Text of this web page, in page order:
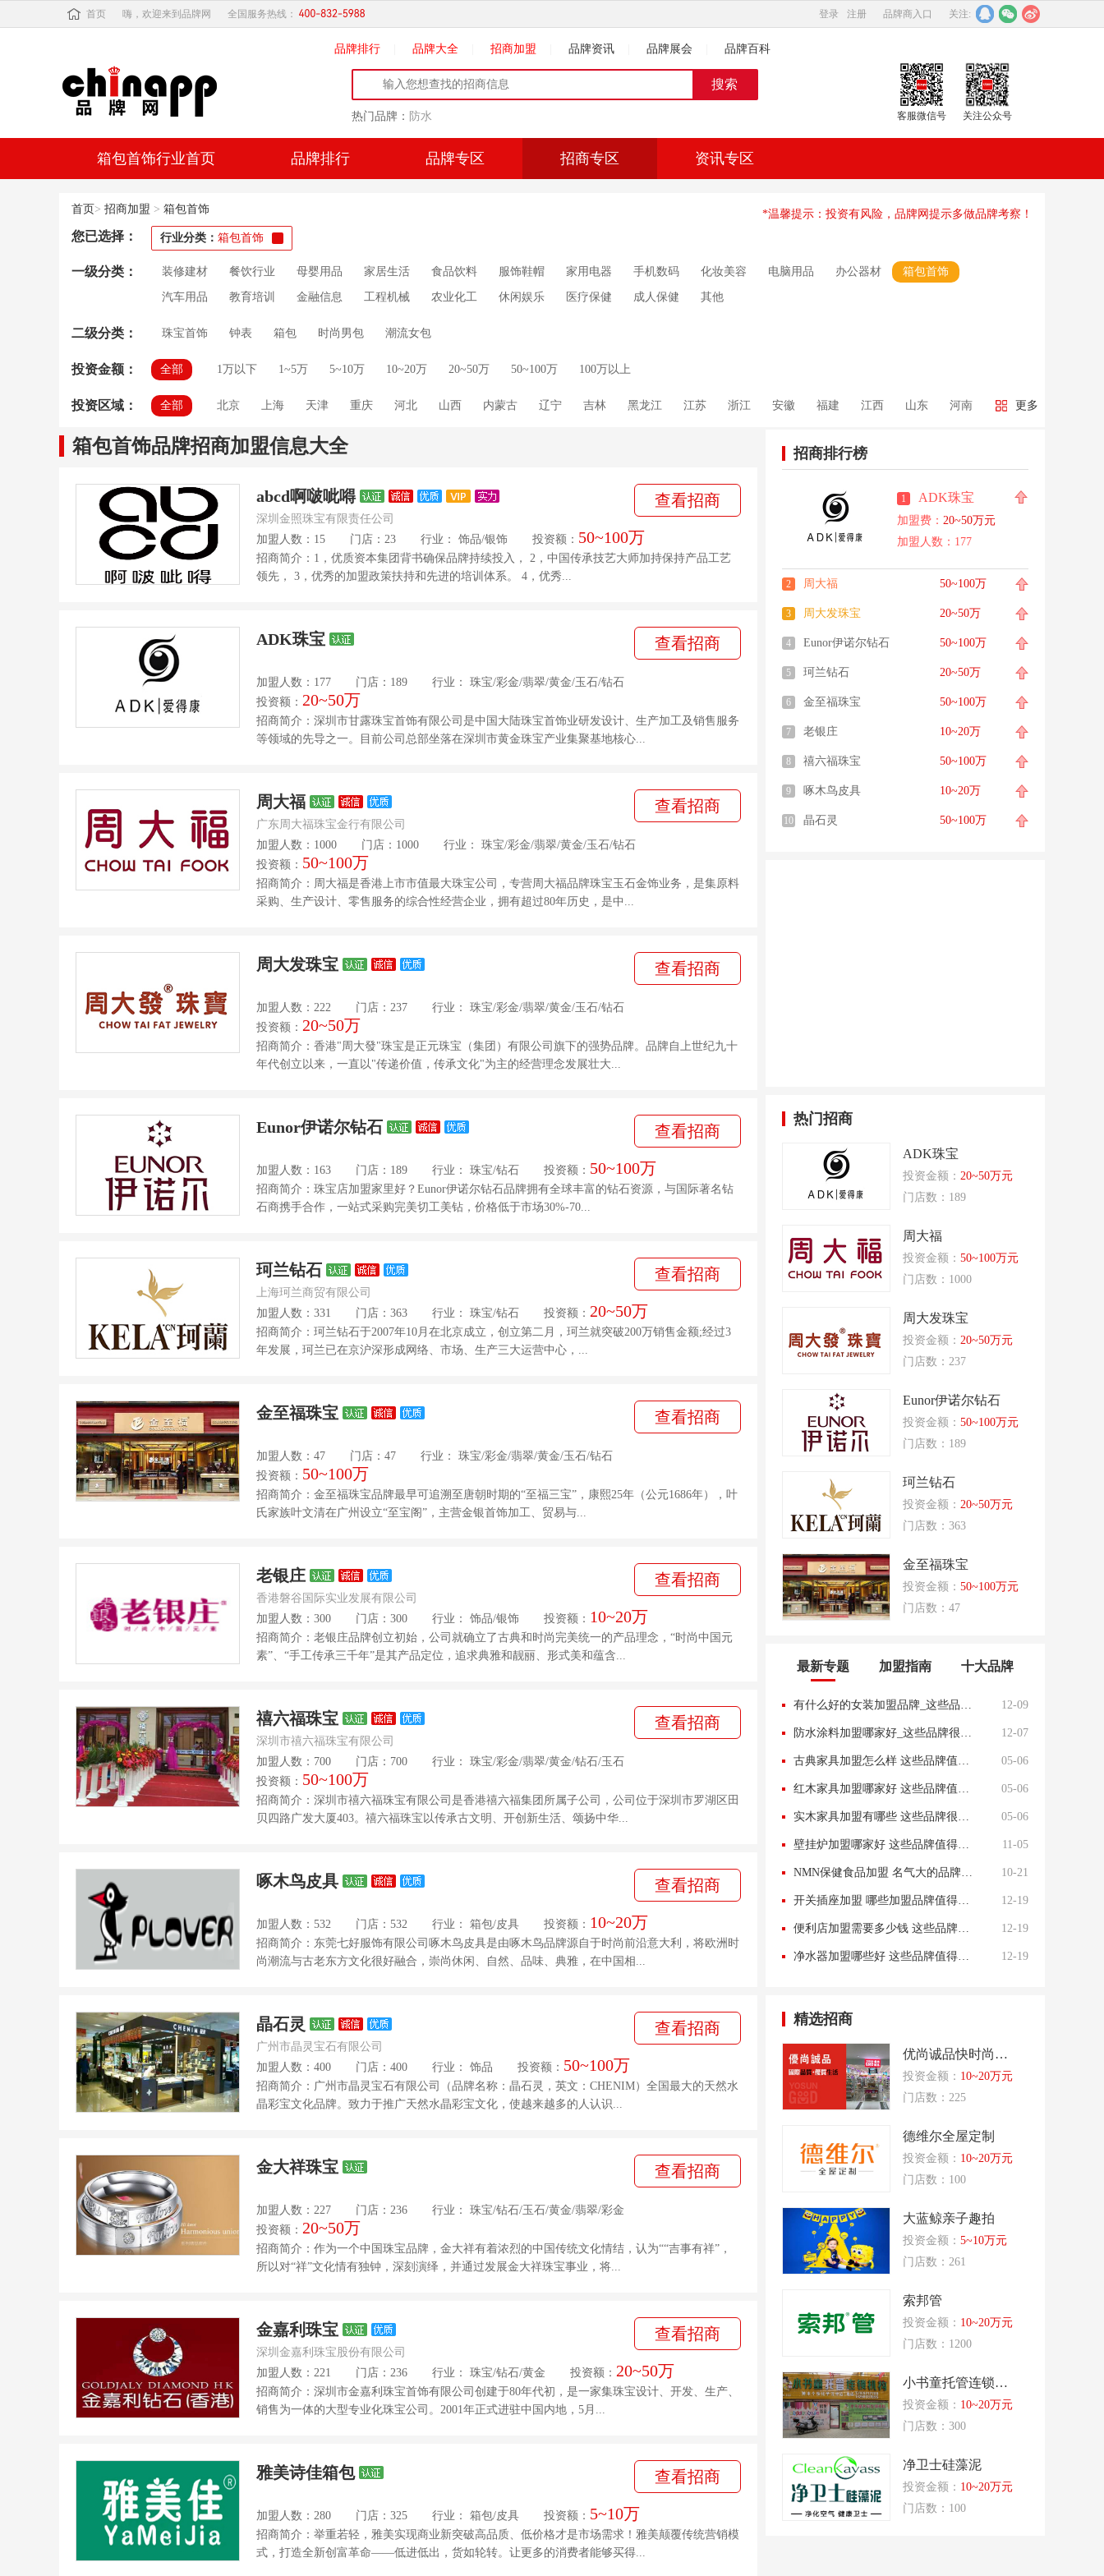
首页 嗨，欢迎来到品牌网 全国服务热线： 登录 注册 品牌商入口 关注:
品牌排行 品牌大全 招商加盟 品牌资讯 品牌展会 品牌百科
热门品牌： 防水 客服微信号 关注公众号
箱包首饰行业首页 品牌排行 品牌专区 招商专区 资讯专区
箱包首饰品牌招商加盟信息大全
abcd啊啵呲嘚
深圳金照珠宝有限责任公司
查看招商
加盟人数：15 门店：23 行业： 饰品/银饰 投资额： 50~100万
招商简介：1，优质资本集团背书确保品牌持续投入， 2，中国传承技艺大师加持保持产品工艺
领先， 3，优秀的加盟政策扶持和先进的培训体系。 4，优秀...
ADK珠宝 查看招商
加盟人数：177 门店：189 行业： 珠宝/彩金/翡翠/黄金/玉石/钻石
投资额： 20~50万
招商简介：深圳市甘露珠宝首饰有限公司是中国大陆珠宝首饰业研发设计、生产加工及销售服务
等领域的先导之一。目前公司总部坐落在深圳市黄金珠宝产业集聚基地核心...
周大福
广东周大福珠宝金行有限公司
查看招商
加盟人数：1000 门店：1000 行业： 珠宝/彩金/翡翠/黄金/玉石/钻石
投资额： 50~100万
招商简介：周大福是香港上市市值最大珠宝公司，专营周大福品牌珠宝玉石金饰业务，是集原料
采购、生产设计、零售服务的综合性经营企业，拥有超过80年历史，是中...
周大发珠宝 查看招商
加盟人数：222 门店：237 行业： 珠宝/彩金/翡翠/黄金/玉石/钻石
投资额： 20~50万
招商简介：香港"周大發"珠宝是正元珠宝（集团）有限公司旗下的强势品牌。品牌自上世纪九十
年代创立以来，一直以"传递价值，传承文化"为主的经营理念发展壮大...
Eunor伊诺尔钻石 查看招商
加盟人数：163 门店：189 行业： 珠宝/钻石 投资额： 50~100万
招商简介：珠宝店加盟家里好？Eunor伊诺尔钻石品牌拥有全球丰富的钻石资源，与国际著名钻
石商携手合作，一站式采购完美切工美钻，价格低于市场30%-70...
珂兰钻石
上海珂兰商贸有限公司
查看招商
加盟人数：331 门店：363 行业： 珠宝/钻石 投资额： 20~50万
招商简介：珂兰钻石于2007年10月在北京成立，创立第二月，珂兰就突破200万销售金额;经过3
年发展，珂兰已在京沪深形成网络、市场、生产三大运营中心，...
金至福珠宝 查看招商
加盟人数：47 门店：47 行业： 珠宝/彩金/翡翠/黄金/玉石/钻石
投资额： 50~100万
招商简介：金至福珠宝品牌最早可追溯至唐朝时期的“至福三宝”，康熙25年（公元1686年），叶
氏家族叶文清在广州设立“至宝阁”，主营金银首饰加工、贸易与...
老银庄
香港磐谷国际实业发展有限公司
查看招商
加盟人数：300 门店：300 行业： 饰品/银饰 投资额： 10~20万
招商简介：老银庄品牌创立初始，公司就确立了古典和时尚完美统一的产品理念，“时尚中国元
素”、“手工传承三千年”是其产品定位，追求典雅和靓丽、形式美和蕴含...
禧六福珠宝
深圳市禧六福珠宝有限公司
查看招商
加盟人数：700 门店：700 行业： 珠宝/彩金/翡翠/黄金/钻石/玉石
投资额： 50~100万
招商简介：深圳市禧六福珠宝有限公司是香港禧六福集团所属子公司，公司位于深圳市罗湖区田
贝四路广发大厦403。禧六福珠宝以传承古文明、开创新生活、颂扬中华...
啄木鸟皮具 查看招商
加盟人数：532 门店：532 行业： 箱包/皮具 投资额： 10~20万
招商简介：东莞七好服饰有限公司啄木鸟皮具是由啄木鸟品牌源自于时尚前沿意大利，将欧洲时
尚潮流与古老东方文化很好融合，崇尚休闲、自然、品味、典雅，在中国相...
晶石灵
广州市晶灵宝石有限公司
查看招商
加盟人数：400 门店：400 行业： 饰品 投资额： 50~100万
招商简介：广州市晶灵宝石有限公司（品牌名称：晶石灵，英文：CHENIM）全国最大的天然水
晶彩宝文化品牌。致力于推广天然水晶彩宝文化，使越来越多的人认识...
金大祥珠宝 查看招商
加盟人数：227 门店：236 行业： 珠宝/钻石/玉石/黄金/翡翠/彩金
投资额： 20~50万
招商简介：作为一个中国珠宝品牌，金大祥有着浓烈的中国传统文化情结，认为““吉事有祥”，
所以对“祥”文化情有独钟，深刻演绎，并通过发展金大祥珠宝事业，将...
金嘉利珠宝
深圳金嘉利珠宝股份有限公司
查看招商
加盟人数：221 门店：236 行业： 珠宝/钻石/黄金 投资额： 20~50万
招商简介：深圳市金嘉利珠宝首饰有限公司创建于80年代初，是一家集珠宝设计、开发、生产、
销售为一体的大型专业化珠宝公司。2001年正式进驻中国内地，5月...
雅美诗佳箱包 查看招商
加盟人数：280 门店：325 行业： 箱包/皮具 投资额： 5~10万
招商简介：举重若轻，雅美实现商业新突破高品质、低价格才是市场需求！雅美颠覆传统营销模
式，打造全新创富革命——低进低出，货如轮转。让更多的消费者能够买得...
招商排行榜
1 ADK珠宝
加盟费： 20~50万元
加盟人数：177
2 周大福 50~100万
3 周大发珠宝 20~50万
4 Eunor伊诺尔钻石 50~100万
5 珂兰钻石 20~50万
6 金至福珠宝 50~100万
7 老银庄 10~20万
8 禧六福珠宝 50~100万
9 啄木鸟皮具 10~20万
10 晶石灵 50~100万
热门招商
ADK珠宝
投资金额： 20~50万元
门店数：189
周大福
投资金额： 50~100万元
门店数：1000
周大发珠宝
投资金额： 20~50万元
门店数：237
Eunor伊诺尔钻石
投资金额： 50~100万元
门店数：189
珂兰钻石
投资金额： 20~50万元
门店数：363
金至福珠宝
投资金额： 50~100万元
门店数：47
最新专题 加盟指南 十大品牌
有什么好的女装加盟品牌_这些品牌很不错 12-09
防水涂料加盟哪家好_这些品牌很不错 12-07
古典家具加盟怎么样 这些品牌值得选择 05-06
红木家具加盟哪家好 这些品牌值得信赖 05-06
实木家具加盟有哪些 这些品牌很不错 05-06
壁挂炉加盟哪家好 这些品牌值得选择 11-05
NMN保健食品加盟 名气大的品牌推荐 10-21
开关插座加盟 哪些加盟品牌值得信赖呢 12-19
便利店加盟需要多少钱 这些品牌不容错过噢 12-19
净水器加盟哪些好 这些品牌值得信赖 12-19
精选招商
优尚诚品快时尚百货
投资金额： 10~20万元
门店数：225
德维尔全屋定制
投资金额： 10~20万元
门店数：100
大蓝鲸亲子趣拍
投资金额： 5~10万元
门店数：261
索邦管
投资金额： 10~20万元
门店数：1200
小书童托管连锁机构
投资金额： 10~20万元
门店数：300
净卫士硅藻泥
投资金额： 10~20万元
门店数：100
首页> 招商加盟 > 箱包首饰 *温馨提示：投资有风险，品牌网提示多做品牌考察！
您已选择： 行业分类： 箱包首饰
一级分类： 装修建材 餐饮行业 母婴用品 家居生活 食品饮料 服饰鞋帽 家用电器 手机数码 化妆美容 电脑用品 办公器材 箱包首饰
汽车用品 教育培训 金融信息 工程机械 农业化工 休闲娱乐 医疗保健 成人保健 其他
二级分类： 珠宝首饰 钟表 箱包 时尚男包 潮流女包
投资金额： 全部 1万以下 1~5万 5~10万 10~20万 20~50万 50~100万 100万以上
投资区域： 全部 北京 上海 天津 重庆 河北 山西 内蒙古 辽宁 吉林 黑龙江 江苏 浙江 安徽 福建 江西 山东 河南 更多